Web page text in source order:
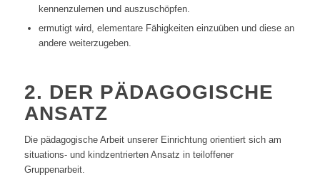
kennenzulernen und auszuschöpfen.
ermutigt wird, elementare Fähigkeiten einzuüben und diese an
andere weiterzugeben.
2. DER PÄDAGOGISCHE
ANSATZ
Die pädagogische Arbeit unserer Einrichtung orientiert sich am
situations- und kindzentrierten Ansatz in teiloffener
Gruppenarbeit.